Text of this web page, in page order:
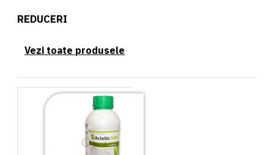
REDUCERI
Vezi toate produsele